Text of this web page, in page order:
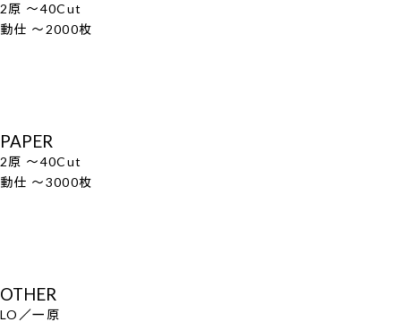
2原 ～40Cut
動仕 ～2000枚
PAPER
2原 ～40Cut
動仕 ～3000枚
OTHER
LO／一原